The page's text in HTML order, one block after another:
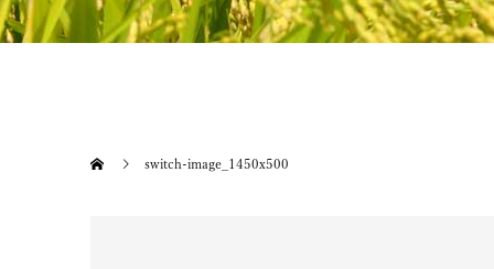
switch-image_1450x500